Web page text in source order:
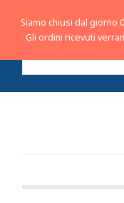
Siamo chiusi dal giorno
Gli ordini ricevuti